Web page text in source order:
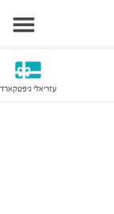
עזריאלי גיפטקארד